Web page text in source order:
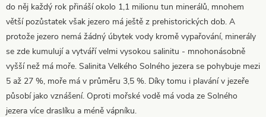
do něj každý rok přináší okolo 1,1 milionu tun minerálů, mnohem
větší pozůstatek však jezero má ještě z prehistorických dob. A
protože jezero nemá žádný úbytek vody kromě vypařování, minerály
se zde kumulují a vytváří velmi vysokou salinitu - mnohonásobně
vyšší než má moře. Salinita Velkého Solného jezera se pohybuje mezi
5 až 27 %, moře má v průměru 3,5 %. Díky tomu i plavání v jezeře
působí jako vznášení. Oproti mořské vodě má voda ze Solného
jezera více draslíku a méně vápníku.